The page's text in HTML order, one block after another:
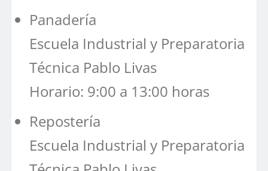
Panadería
Escuela Industrial y Preparatoria
Técnica Pablo Livas
Horario: 9:00 a 13:00 horas
Repostería
Escuela Industrial y Preparatoria